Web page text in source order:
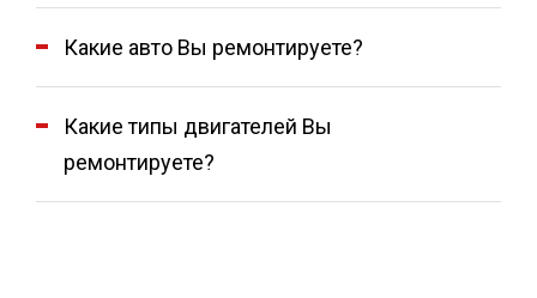
Какие авто Вы ремонтируете?
Какие типы двигателей Вы
ремонтируете?